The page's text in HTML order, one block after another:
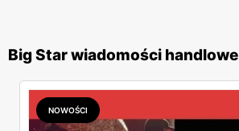
Big Star wiadomości handlowe
NOWOŚCI